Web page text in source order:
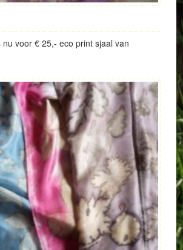
nu voor € 25,- eco print sjaal van